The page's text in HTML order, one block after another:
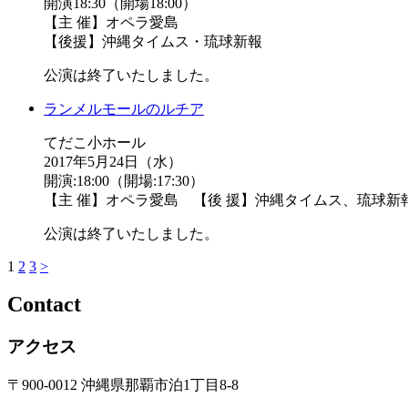
【主 催】オペラ愛島
【後援】沖縄タイムス・琉球新報
公演は終了いたしました。
ランメルモールのルチア
てだこ小ホール
2017年5月24日（水）
開演:18:00（開場:17:30）
【主 催】オペラ愛島 【後 援】沖縄タイムス、琉球新
公演は終了いたしました。
1 2 3 >
Contact
アクセス
〒900-0012 沖縄県那覇市泊1丁目8-8